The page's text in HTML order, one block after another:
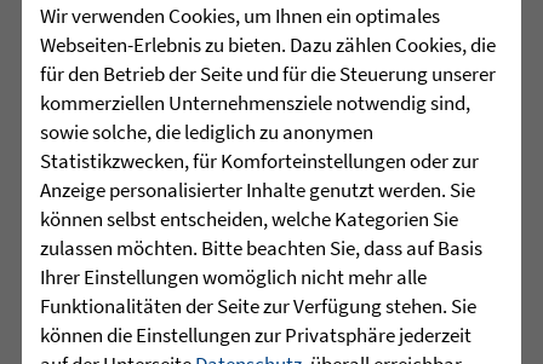
Viel Zeit und Engagement stecken in den
Erfolgen der Schulschach-
Mannschaften von Leopoldschule
Altshausen und Schule am Wolfsbühl
Wilhelmsdorf. ...
mehr lesen
29.07.2026 |•JUGENDHILFE
Wir verwenden Cookies, um Ihnen ein optimales
Webseiten-Erlebnis zu bieten. Dazu zählen Cookies, die
für den Betrieb der Seite und für die Steuerung unserer
kommerziellen Unternehmensziele notwendig sind,
sowie solche, die lediglich zu anonymen
Statistikzwecken, für Komforteinstellungen oder zur
Anzeige personalisierter Inhalte genutzt werden. Sie
können selbst entscheiden, welche Kategorien Sie
zulassen möchten. Bitte beachten Sie, dass auf Basis
Ihrer Einstellungen womöglich nicht mehr alle
Funktionalitäten der Seite zur Verfügung stehen. Sie
können die Einstellungen zur Privatsphäre jederzeit